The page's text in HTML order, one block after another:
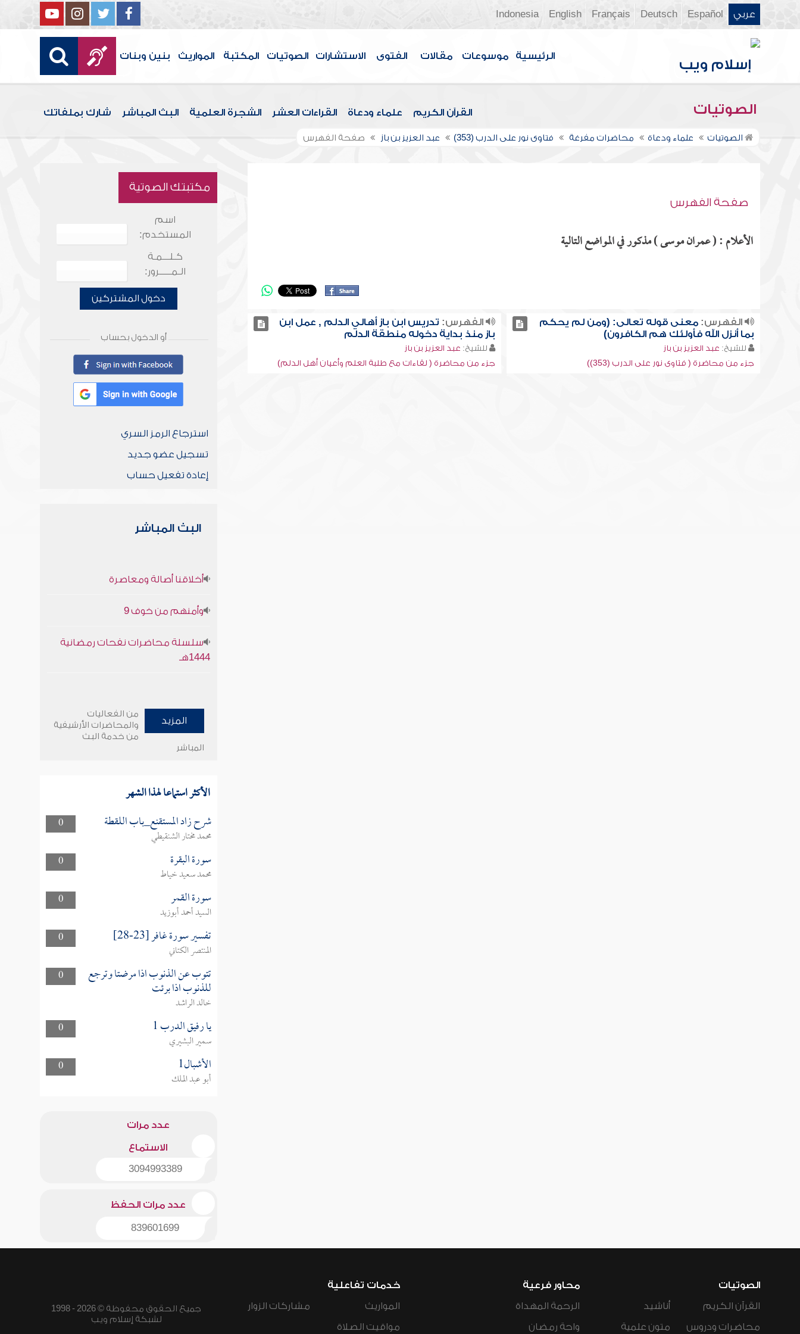
عربي Español
Deutsch
Français
English
Indonesia
الرئيسية موسوعات مقالات الفتوى الاستشارات الصوتيات المكتبة المواريث بنين وبنات
الصوتيات القرآن الكريم علماء ودعاة القراءات العشر الشجرة العلمية البث المباشر شارك بملفاتك
الصوتيات علماء ودعاة محاضرات مفرغة فتاوى نور على الدرب (353) عبد العزيز بن باز صفحة الفهرس
صفحة الفهرس
الأعلام : ( عمران موسى ) مذكور في المواضع التالية
الفهرس:معنى قوله تعالى: (ومن لم يحكم
بما أنزل الله فأولئك هم الكافرون)
للشيخ: عبد العزيز بن باز
جزء من محاضرة ( فتاوى نور على الدرب (353))
الفهرس: تدريس ابن باز أهالي الدلم , عمل ابن
باز منذ بداية دخوله منطقة الدلم
للشيخ: عبد العزيز بن باز
جزء من محاضرة ( لقاءات مع طلبة العلم وأعيان أهل الدلم)
مكتبتك الصوتية
اسم
المستخدم:
كـلـــمـة
الـمـــــرور:
دخول المشتركين
أو الدخول بحساب
استرجاع الرمز السري
تسجيل عضو جديد
إعادة تفعيل حساب
البث المباشر
أخلاقنا أصالة ومعاصرة
وأمنهم من خوف 9
سلسلة محاضرات نفحات رمضانية
1444هـ
المزيد
من الفعاليات
والمحاضرات الأرشيفية
من خدمة البث
المباشر
الأكثر استماعا لهذا الشهر
0 شرح زاد المستقنع_باب اللقطة
محمد مختار الشنقيطي
0
سورة البقرة
محمد سعيد خياط
0
سورة القمر
السيد أحمد أبوزيد
0
تفسير سورة غافر [23-28]
المنتصر الكتاني
0
تتوب عن الذنوب اذا مرضتا وترجع
للذنوب اذا برئت
خالد الراشد
0
يا رفيق الدرب 1
سمير البشيري
0
الأشبال1
أبو عبد الملك
عدد مرات
الاستماع
3094993389
عدد مرات الحفظ
839601699
الصوتيات
القرآن الكريم
محاضرات ودروس
أناشيد
متون علمية
محاور فرعية
الرحمة المهداة
واحة رمضان
خدمات تفاعلية
المواريث
مواقيت الصلاة
مشاركات الزوار
جميع الحقوق محفوظة © 2026 - 1998
لشبكة إسلام ويب